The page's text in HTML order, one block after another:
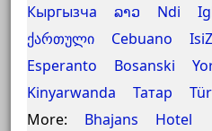
Кыргызча
ລາວ Ndi
ქართული
Cebuano
Esperanto
Bosanski
Kinyarwanda
Татар
More: Bhajans Hotel